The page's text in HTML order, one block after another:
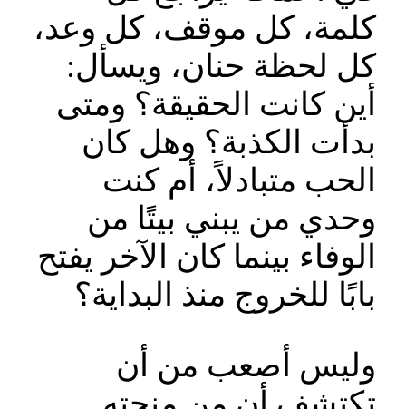
كلمة، كل موقف، كل وعد،
كل لحظة حنان، ويسأل:
أين كانت الحقيقة؟ ومتى
بدأت الكذبة؟ وهل كان
الحب متبادلاً، أم كنت
وحدي من يبني بيتًا من
الوفاء بينما كان الآخر يفتح
بابًا للخروج منذ البداية؟
وليس أصعب من أن